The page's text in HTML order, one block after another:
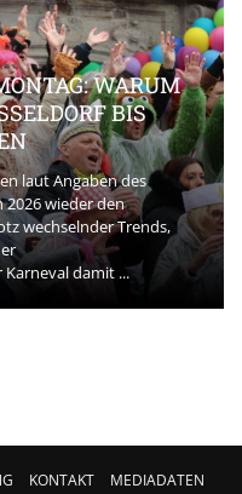
WARUM
BIS
laut Angaben des
2026 wieder den
wechselnder Trends,
damit ...
KONTAKT MEDIADATEN